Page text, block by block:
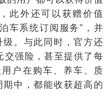
此外还可以获赠价值
车系统订阅服务”，并
。与此同时，官方还
强险，甚至提供了每
户在购车、养车、质
中，都能收获超高的